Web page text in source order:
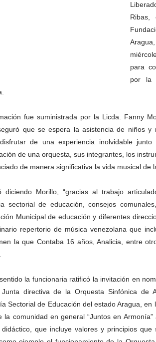
Ribas,
para
por la
fue suministrada por la Licda. Fanny
que se espera la asistencia de niños
de una experiencia inolvidable
de una orquesta, sus integrantes, los
de manera significativa la vida musical de
diciendo Morillo, “gracias al trabajo
sectorial de educación, consejos
Municipal de educación y diferentes
repertorio de música venezolana que
la que Contaba 16 años, Analicia, entre
la funcionaria ratificó la invitación en
Junta directiva de la Orquesta Sinfónica de
Sectorial de Educación del estado Aragua,
la comunidad en general “Juntos en
didáctico, que incluye valores y principios